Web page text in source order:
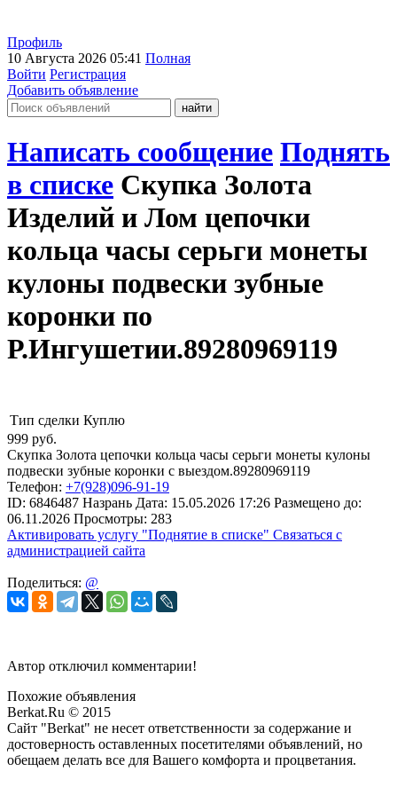
Профиль
10 Августа 2026 05:41 Полная
Войти Регистрация
Добавить объявление
Написать сообщение Поднять
в списке Скупка Золота
Изделий и Лом цепочки
кольца часы серьги монеты
кулоны подвески зубные
коронки по
Р.Ингушетии.89280969119
Тип сделки Куплю
999 руб.
Скупка Золота цепочки кольца часы серьги монеты кулоны
подвески зубные коронки с выездом.89280969119
Телефон: +7(928)096-91-19
ID: 6846487 Назрань Дата: 15.05.2026 17:26 Размещено до:
06.11.2026 Просмотры: 283
Активировать услугу "Поднятие в списке" Связаться с
администрацией сайта
Поделиться: @
Автор отключил комментарии!
Похожие объявления
Berkat.Ru © 2015
Сайт "Berkat" не несет ответственности за содержание и
достоверность оставленных посетителями объявлений, но
обещаем делать все для Вашего комфорта и процветания.